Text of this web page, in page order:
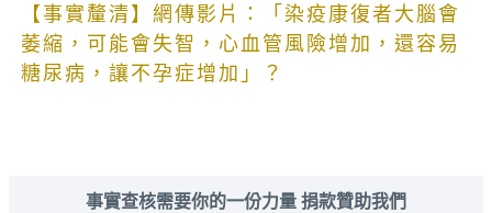
【事實釐清】網傳影片：「染疫康復者大腦會
萎縮，可能會失智，心血管風險增加，還容易
糖尿病，讓不孕症增加」？
事實查核需要你的一份力量 捐款贊助我們